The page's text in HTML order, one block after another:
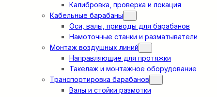
Калибровка, проверка и локация
Кабельные барабаны
Оси, валы, приводы для барабанов
Намоточные станки и разматыватели
Монтаж воздушных линий
Направляющие для протяжки
Такелаж и монтажное оборудование
Транспортировка барабанов
Валы и стойки размотки